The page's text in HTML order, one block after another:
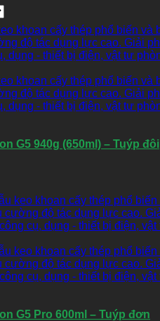
G5 940g (650ml) – Tuýp đôi
G5 Pro 600ml – Tuýp đơn